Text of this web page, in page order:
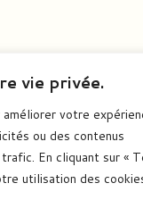
vie privée.
votre
ou des contenus
En cliquant sur «
utilisation des